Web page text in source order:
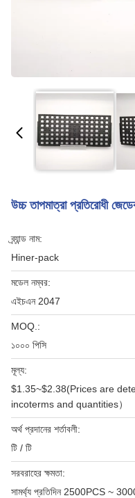
উচ্চ তাপমাত্রা প্রতিরোধী
ব্র্যান্ড নাম:
Hiner-pack
মডেল নম্বর:
এইচএন 2047
MOQ.:
১০০০ পিসি
মূল্য:
$1.35~$2.38(Prices are
incoterms and quantities）
অর্থ প্রদানের শর্তাবলী:
টি / টি
সরবরাহের ক্ষমতা:
সামর্থ্য প্রতিদিন 2500PCS ~